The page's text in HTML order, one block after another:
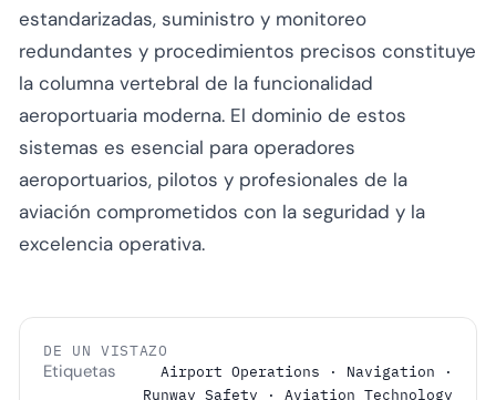
estandarizadas, suministro y monitoreo
redundantes y procedimientos precisos constituye
la columna vertebral de la funcionalidad
aeroportuaria moderna. El dominio de estos
sistemas es esencial para operadores
aeroportuarios, pilotos y profesionales de la
aviación comprometidos con la seguridad y la
excelencia operativa.
DE UN VISTAZO
Etiquetas
Airport Operations · Navigation ·
Runway Safety · Aviation Technology